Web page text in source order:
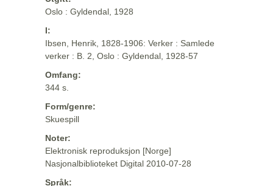
Oslo : Gyldendal, 1928
I:
Ibsen, Henrik, 1828-1906: Verker : Samlede
verker : B. 2, Oslo : Gyldendal, 1928-57
Omfang:
344 s.
Form/genre:
Skuespill
Noter:
Elektronisk reproduksjon [Norge]
Nasjonalbiblioteket Digital 2010-07-28
Språk: